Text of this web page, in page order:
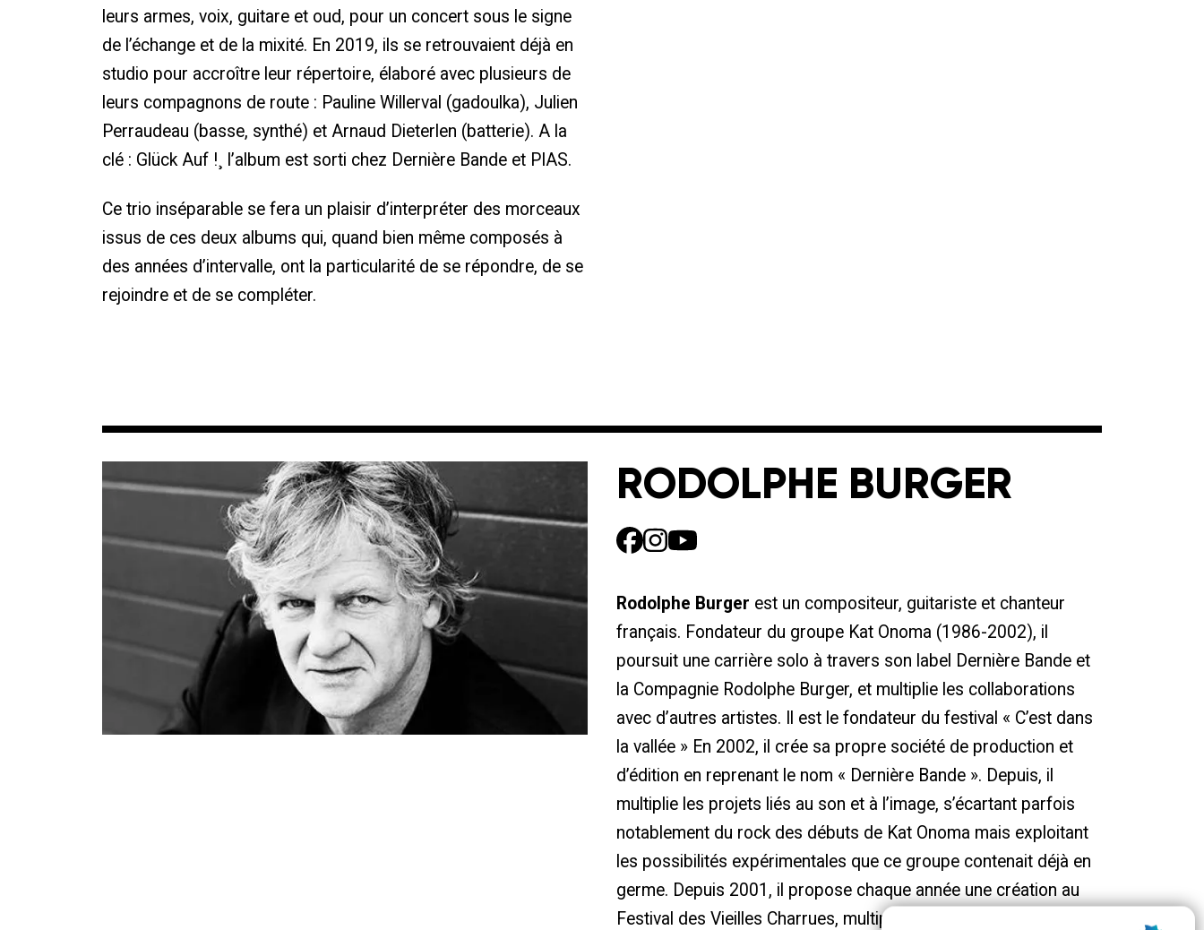
leurs armes, voix, guitare et oud, pour un concert sous le signe
de l’échange et de la mixité. En 2019, ils se retrouvaient déjà en
studio pour accroître leur répertoire, élaboré avec plusieurs de
leurs compagnons de route : Pauline Willerval (gadoulka), Julien
Perraudeau (basse, synthé) et Arnaud Dieterlen (batterie). A la
clé : Glück Auf !¸ l’album est sorti chez Dernière Bande et PIAS.
Ce trio inséparable se fera un plaisir d’interpréter des morceaux
issus de ces deux albums qui, quand bien même composés à
des années d’intervalle, ont la particularité de se répondre, de se
rejoindre et de se compléter.
RODOLPHE BURGER
Rodolphe Burger est un compositeur, guitariste et chanteur
français. Fondateur du groupe Kat Onoma (1986-2002), il
poursuit une carrière solo à travers son label Dernière Bande et
la Compagnie Rodolphe Burger, et multiplie les collaborations
avec d’autres artistes. Il est le fondateur du festival « C’est dans
la vallée » En 2002, il crée sa propre société de production et
d’édition en reprenant le nom « Dernière Bande ». Depuis, il
multiplie les projets liés au son et à l’image, s’écartant parfois
notablement du rock des débuts de Kat Onoma mais exploitant
les possibilités expérimentales que ce groupe contenait déjà en
germe. Depuis 2001, il propose chaque année une création au
Festival des Vieilles Charrues, multipliant les collaborations